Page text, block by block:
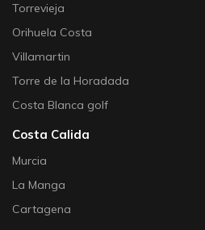
Torrevieja
Orihuela Costa
Villamartin
Torre de la Horadada
Costa Blanca golf
Costa Calida
Murcia
La Manga
Cartagena